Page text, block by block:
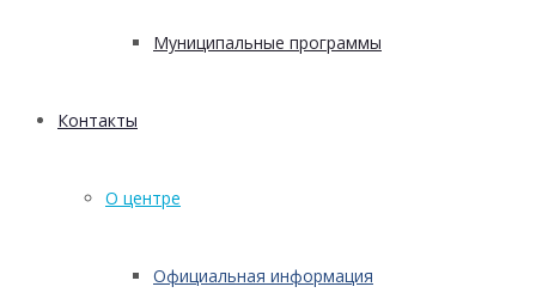
Муниципальные программы
Контакты
О центре
Официальная информация